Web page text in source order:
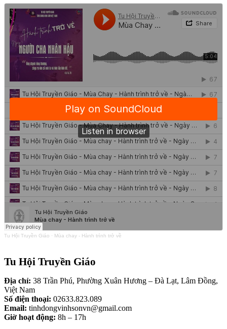
Tu Hội Truyền Giáo · Mùa chay - Hành trình trở về
Tu Hội Truyền Giáo
Địa chỉ: 38 Trần Phú, Phường Xuân Hương – Đà Lạt, Lâm Đồng,
Việt Nam
Số điện thoại: 02633.823.089
Email: tinhdongvinhsonvn@gmail.com
Giờ hoạt động: 8h – 17h